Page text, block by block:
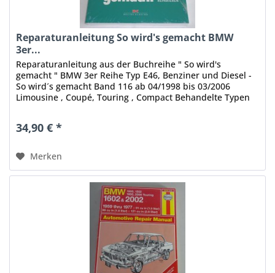
Reparaturanleitung So wird's gemacht BMW
3er...
Reparaturanleitung aus der Buchreihe " So wird's
gemacht " BMW 3er Reihe Typ E46, Benziner und Diesel -
So wird´s gemacht Band 116 ab 04/1998 bis 03/2006
Limousine , Coupé, Touring , Compact Behandelte Typen
34,90 € *
Merken